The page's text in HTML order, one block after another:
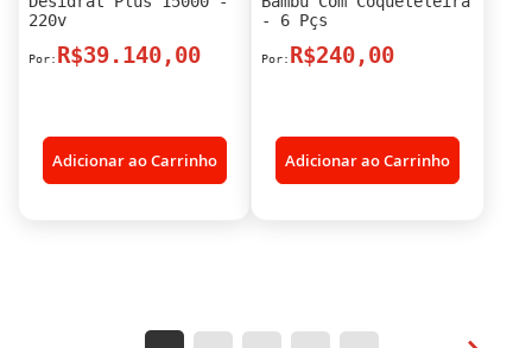
220v
R$39.140,00
Adicionar ao Carrinho
- 6 Pçs
R$240,00
Adicionar ao Carrinho
Página